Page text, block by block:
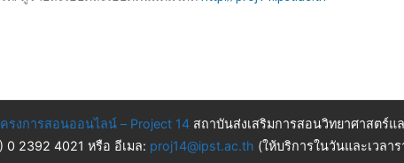
รงการสอนออนไลน์ – Project 14 สถาบันส่งเสริมการสอนวิทยาศาสตร์แ
0 2392 4021 หรือ อีเมล: proj14@ipst.ac.th (ให้บริการในวันและเวลา